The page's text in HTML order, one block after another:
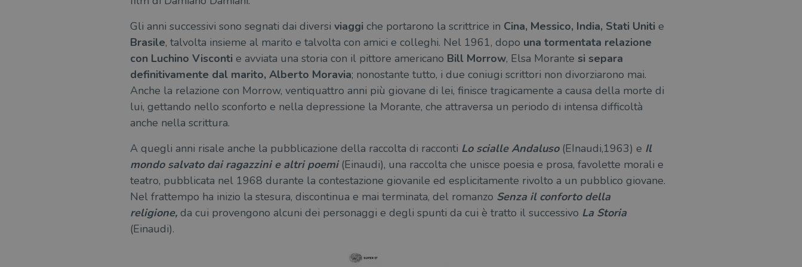
Gli anni successivi sono segnati dai diversi viaggiche portarono la scrittrice in Cina, Messico, India, Stati Unitie
Brasile, talvolta insieme al marito e talvolta con amici e colleghi. Nel 1961, dopo una tormentata relazione
con Luchino Viscontie avviata una storia con il pittore americano Bill Morrow, Elsa Morante si separa
definitivamente dal marito, Alberto Moravia; nonostante tutto, i due coniugi scrittori non divorziarono mai.
Anche la relazione con Morrow, ventiquattro anni più giovane di lei, finisce tragicamente a causa della morte di
lui, gettando nello sconforto e nella depressione la Morante, che attraversa un periodo di intensa difficoltà
anche nella scrittura.
A quegli anni risale anche la pubblicazione della raccolta di racconti Lo scialle Andaluso (EInaudi,1963) e Il
mondo salvato dai ragazzini e altri poemi(Einaudi), una raccolta che unisce poesia e prosa, favolette morali e
teatro, pubblicata nel 1968 durante la contestazione giovanile ed esplicitamente rivolto a un pubblico giovane.
Nel frattempo ha inizio la stesura, discontinua e mai terminata, del romanzo Senza il conforto della
religione, da cui provengono alcuni dei personaggi e degli spunti da cui è tratto il successivo La Storia
(Einaudi).